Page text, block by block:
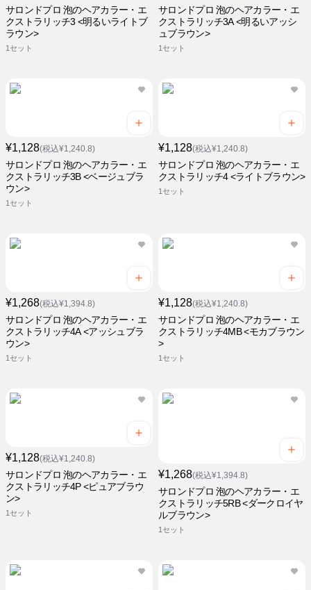
サロンドプロ 泡のヘアカラー・エ
クストラリッチ3 <明るいライトブ
ラウン>
1セット
サロンドプロ 泡のヘアカラー・エ
クストラリッチ3A <明るいアッシ
ュブラウン>
1セット
¥1,128(税込¥1,240.8)
サロンドプロ 泡のヘアカラー・エ
クストラリッチ3B <ベージュブラ
ウン>
1セット
¥1,128(税込¥1,240.8)
サロンドプロ 泡のヘアカラー・エ
クストラリッチ4 <ライトブラウン>
1セット
¥1,268(税込¥1,394.8)
サロンドプロ 泡のヘアカラー・エ
クストラリッチ4A <アッシュブラ
ウン>
1セット
¥1,128(税込¥1,240.8)
サロンドプロ 泡のヘアカラー・エ
クストラリッチ4MB <モカブラウン
>
1セット
¥1,128(税込¥1,240.8)
サロンドプロ 泡のヘアカラー・エ
クストラリッチ4P <ピュアブラウ
ン>
1セット
¥1,268(税込¥1,394.8)
サロンドプロ 泡のヘアカラー・エ
クストラリッチ5RB <ダークロイヤ
ルブラウン>
1セット